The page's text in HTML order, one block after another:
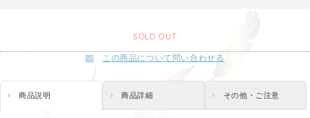
SOLD OUT
この商品について問い合わせる
商品説明 商品詳細 その他・ご注意